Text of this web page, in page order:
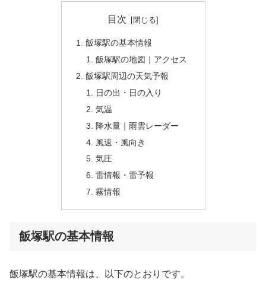
目次
飯塚駅の基本情報
飯塚駅の地図｜アクセス
飯塚駅周辺の天気予報
日の出・日の入り
気温
降水量｜雨雲レーダー
風速・風向き
気圧
雷情報・雷予報
霧情報
飯塚駅の基本情報
飯塚駅の基本情報は、以下のとおりです。